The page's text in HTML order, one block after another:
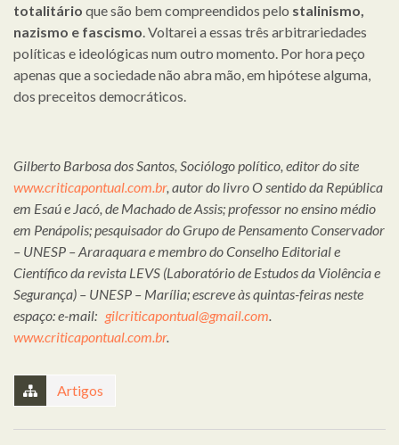
totalitário que são bem compreendidos pelo stalinismo,
nazismo e fascismo . Voltarei a essas três arbitrariedades
políticas e ideológicas num outro momento. Por hora peço
apenas que a sociedade não abra mão, em hipótese alguma,
dos preceitos democráticos.
Gilberto Barbosa dos Santos, Sociólogo político, editor do site
www.criticapontual.com.br, autor do livro O sentido da República
em Esaú e Jacó, de Machado de Assis; professor no ensino médio
em Penápolis; pesquisador do Grupo de Pensamento Conservador
– UNESP – Araraquara e membro do Conselho Editorial e
Científico da revista LEVS (Laboratório de Estudos da Violência e
Segurança) – UNESP – Marília; escreve às quintas-feiras neste
espaço: e-mail: gilcriticapontual@gmail.com
www.criticapontual.com.br.
Artigos